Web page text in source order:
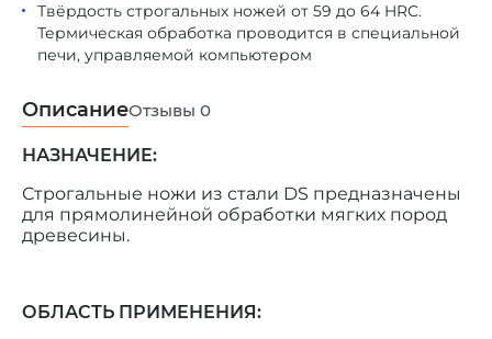
Твёрдость строгальных ножей от 59 до 64 HRC.
Термическая обработка проводится в специальной
печи, управляемой компьютером
ОписаниеОтзывы 0
НАЗНАЧЕНИЕ:
Строгальные ножи из стали DS предназначены
для прямолинейной обработки мягких пород
древесины.
ОБЛАСТЬ ПРИМЕНЕНИЯ: